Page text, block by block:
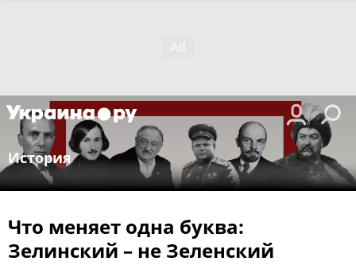
История
Что меняет одна буква:
Зелинский – не Зеленский